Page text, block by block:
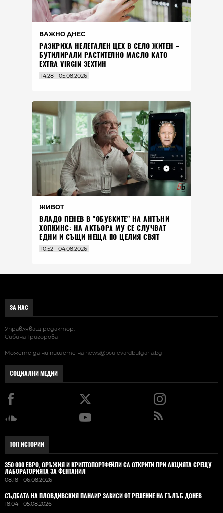
ВАЖНО ДНЕС
РАЗКРИХА НЕЛЕГАЛЕН ЦЕХ В СЕЛО ЖИТЕН –
БУТИЛИРАЛИ РАСТИТЕЛНО МАСЛО КАТО
EXTRA VIRGIN ЗЕХТИН
14:28 - 05.08.2026
ЖИВОТ
ВЛАДO ПЕНЕВ В "ОБУВКИТЕ" НА АНТЪНИ
ХОПКИНС: НА АКТЬОРА МУ СЕ СЛУЧВАТ
ЕДНИ И СЪЩИ НЕЩА ПО ЦЕЛИЯ СВЯТ
10:52 - 04.08.2026
ЗА НАС
Управляващ редактор:
Сибина Григорова
Можете да ни пишете на news@boulevardbulgaria.bg
СОЦИАЛНИ МЕДИИ
ТОП ИСТОРИИ
350 000 ЕВРО, ОРЪЖИЯ И КРИПТОПОРТФЕЙЛИ СА ОТКРИТИ ПРИ АКЦИЯТА СРЕЩУ
ЛАБОРАТОРИЯТА ЗА ФЕНТАНИЛ
08:18 - 06.08.2026
СЪДБАТА НА ПЛОВДИВСКИЯ ПАНАИР ЗАВИСИ ОТ РЕШЕНИЕ НА ГЪЛЪБ ДОНЕВ
18:04 - 05.08.2026